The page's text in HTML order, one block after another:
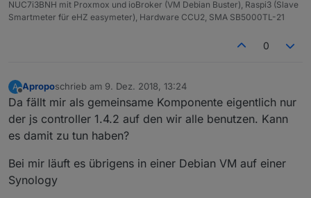
NUC7i3BNH mit Proxmox und ioBroker (VM Debian Buster), Raspi3 (Slave
Smartmeter für eHZ easymeter), Hardware CCU2, SMA SB5000TL-21
0
A
Offline
Aproposchrieb am 9. Dez. 2018, 13:24
zuletzt editiert von
Da fällt mir als gemeinsame Komponente eigentlich nur
der js controller 1.4.2 auf den wir alle benutzen. Kann
es damit zu tun haben?
Bei mir läuft es übrigens in einer Debian VM auf einer
Synology